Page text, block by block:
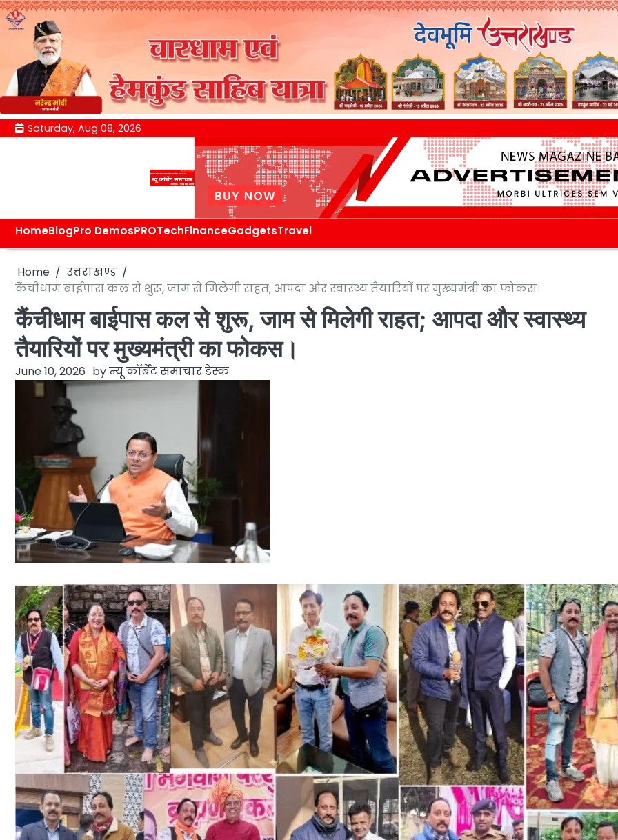
Skip Saturday, Aug 08, 2026
HomeBlogPro DemosPROTechFinanceGadgetsTravel
Home
उत्तराखण्ड
कैंचीधाम बाईपास कल से शुरू, जाम से मिलेगी राहत; आपदा और स्वास्थ्य तैयारियों पर मुख्यमंत्री का फोकस।
कैंचीधाम बाईपास कल से शुरू, जाम से मिलेगी राहत; आपदा और स्वास्थ्य
तैयारियों पर मुख्यमंत्री का फोकस।
June 10, 2026 byन्यू कॉर्बेट समाचार डेस्क